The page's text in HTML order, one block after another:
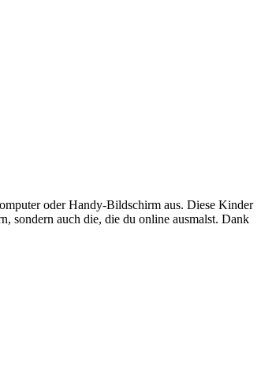
oder Handy-Bildschirm aus. Diese Kinder
sondern auch die, die du online ausmalst. Dank